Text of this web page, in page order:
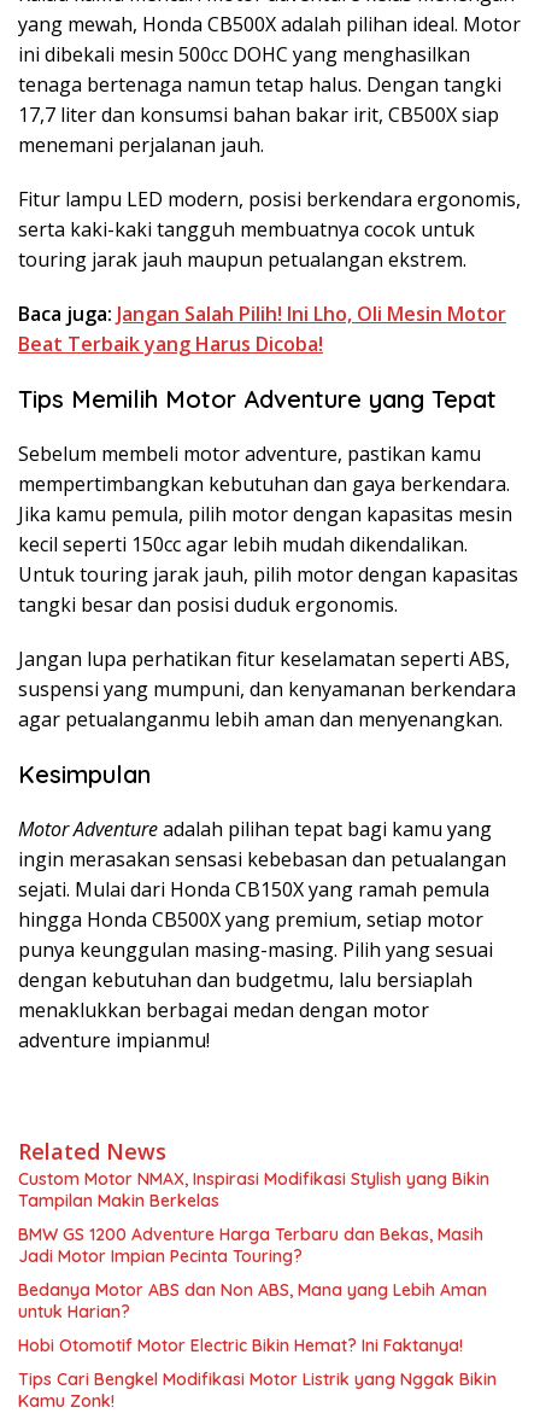
yang mewah, Honda CB500X adalah pilihan ideal. Motor
ini dibekali mesin 500cc DOHC yang menghasilkan
tenaga bertenaga namun tetap halus. Dengan tangki
17,7 liter dan konsumsi bahan bakar irit, CB500X siap
menemani perjalanan jauh.
Fitur lampu LED modern, posisi berkendara ergonomis,
serta kaki-kaki tangguh membuatnya cocok untuk
touring jarak jauh maupun petualangan ekstrem.
Baca juga: Jangan Salah Pilih! Ini Lho, Oli Mesin Motor
Beat Terbaik yang Harus Dicoba!
Tips Memilih Motor Adventure yang Tepat
Sebelum membeli motor adventure, pastikan kamu
mempertimbangkan kebutuhan dan gaya berkendara.
Jika kamu pemula, pilih motor dengan kapasitas mesin
kecil seperti 150cc agar lebih mudah dikendalikan.
Untuk touring jarak jauh, pilih motor dengan kapasitas
tangki besar dan posisi duduk ergonomis.
Jangan lupa perhatikan fitur keselamatan seperti ABS,
suspensi yang mumpuni, dan kenyamanan berkendara
agar petualanganmu lebih aman dan menyenangkan.
Kesimpulan
Motor Adventureadalah pilihan tepat bagi kamu yang
ingin merasakan sensasi kebebasan dan petualangan
sejati. Mulai dari Honda CB150X yang ramah pemula
hingga Honda CB500X yang premium, setiap motor
punya keunggulan masing-masing. Pilih yang sesuai
dengan kebutuhan dan budgetmu, lalu bersiaplah
menaklukkan berbagai medan dengan motor
adventure impianmu!
Related News
Custom Motor NMAX, Inspirasi Modifikasi Stylish yang Bikin
Tampilan Makin Berkelas
BMW GS 1200 Adventure Harga Terbaru dan Bekas, Masih
Jadi Motor Impian Pecinta Touring?
Bedanya Motor ABS dan Non ABS, Mana yang Lebih Aman
untuk Harian?
Hobi Otomotif Motor Electric Bikin Hemat? Ini Faktanya!
Tips Cari Bengkel Modifikasi Motor Listrik yang Nggak Bikin
Kamu Zonk!